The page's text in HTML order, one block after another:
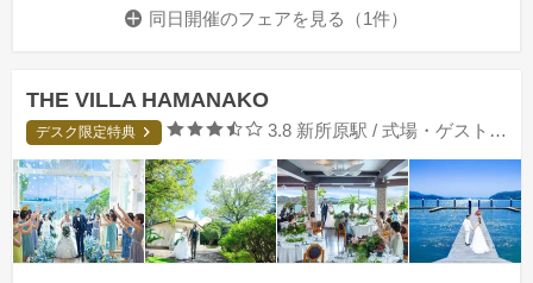
同日開催のフェアを 見る（1件）
THE VILLA HAMANAKO
デスク限定特典 口コミ評価
3.8 新所原駅 / 式場・ゲストハウス